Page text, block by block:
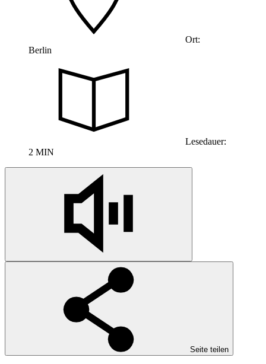
Ort:
Berlin
Lesedauer:
2 MIN
Seite teilen